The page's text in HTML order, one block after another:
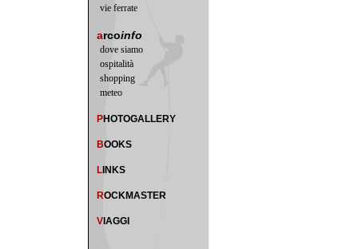
vie ferrate
arcoinfo
dove siamo
ospitalità
shopping
meteo
PHOTOGALLERY
BOOKS
L INKS
ROCKMASTER
V IAGGI